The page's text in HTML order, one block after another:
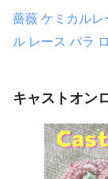
薔薇 ケミカルレ
ル レース バラ
キャストオン